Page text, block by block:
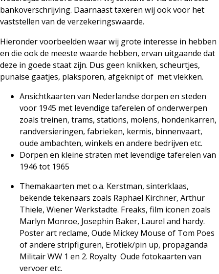
bankoverschrijving. Daarnaast taxeren wij ook voor het
vaststellen van de verzekeringswaarde.
Hieronder voorbeelden waar wij grote interesse in hebben
en die ook de meeste waarde hebben, ervan uitgaande dat
deze in goede staat zijn. Dus geen knikken, scheurtjes,
punaise gaatjes, plaksporen, afgeknipt of met vlekken.
Ansichtkaarten van Nederlandse dorpen en steden
voor 1945 met levendige taferelen of onderwerpen
zoals treinen, trams, stations, molens, hondenkarren,
randversieringen, fabrieken, kermis, binnenvaart,
oude ambachten, winkels en andere bedrijven etc.
Dorpen en kleine straten met levendige taferelen van
1946 tot 1965
Themakaarten met o.a. Kerstman, sinterklaas,
bekende tekenaars zoals Raphael Kirchner, Arthur
Thiele, Wiener Werkstadte. Freaks, film iconen zoals
Marlyn Monroe, Josephin Baker, Laurel and hardy.
Poster art reclame, Oude Mickey Mouse of Tom Poes
of andere stripfiguren, Erotiek/pin up, propaganda
Militair WW 1 en 2. Royalty Oude fotokaarten van
vervoer etc.